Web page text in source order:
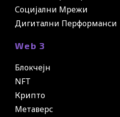
Социјални Мрежи
Дигитални Перформанси
Web 3
Блокчејн
NFT
Крипто
Метаверс